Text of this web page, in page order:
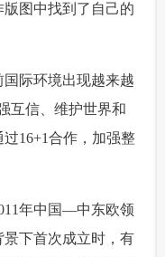
图中找到了自己的
际环境出现越来越
互信、维护世界和
16+1合作，加强整
年中国—中东欧领
下首次成立时，有